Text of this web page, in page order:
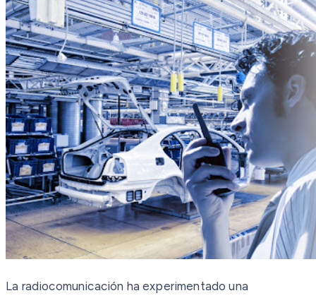
La radiocomunicación ha experimentado una